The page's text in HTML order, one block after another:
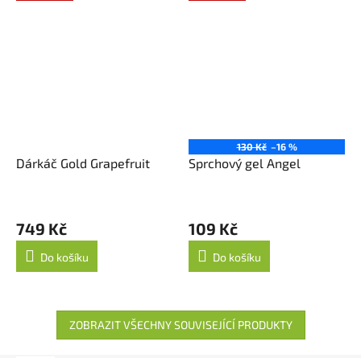
Dárkáč Gold Grapefruit
749 Kč
Do košíku
130 Kč –16 %
Sprchový gel Angel
109 Kč
Do košíku
ZOBRAZIT VŠECHNY SOUVISEJÍCÍ PRODUKTY